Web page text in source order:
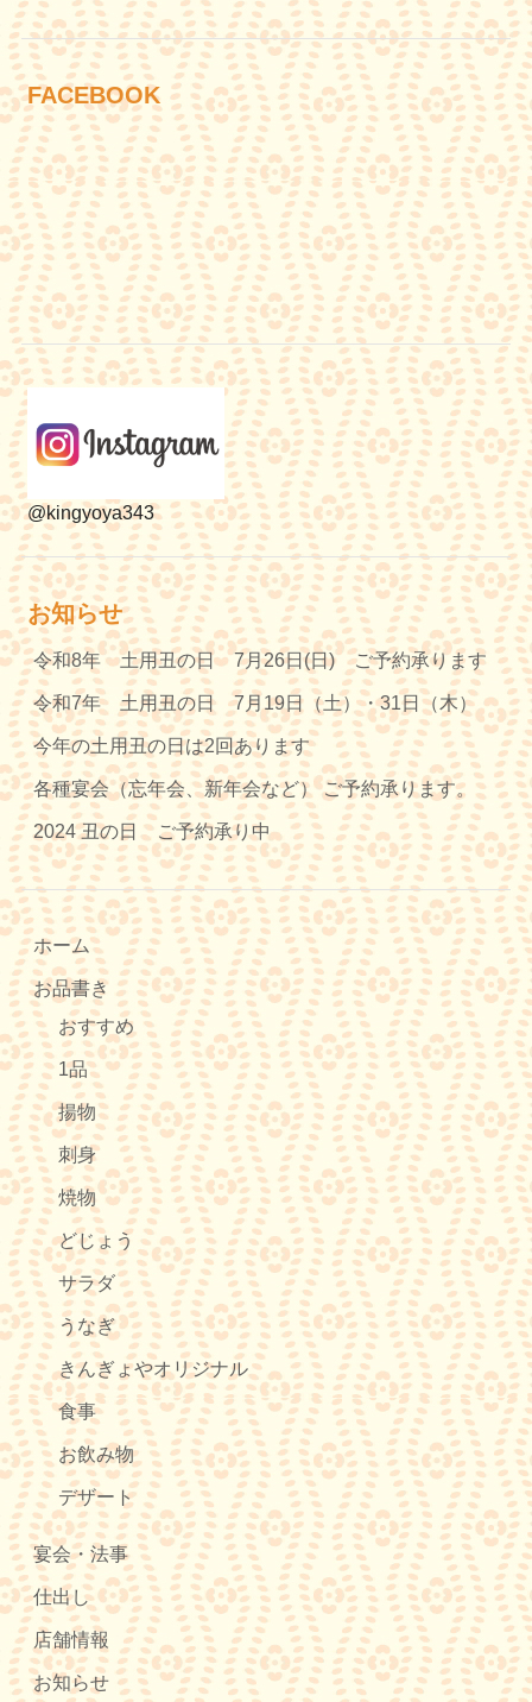
FACEBOOK
@kingyoya343
お知らせ
令和8年 土用丑の日 7月26日(日) ご予約承ります
令和7年 土用丑の日 7月19日（土）・31日（木）
今年の土用丑の日は2回あります
各種宴会（忘年会、新年会など） ご予約承ります。
2024 丑の日 ご予約承り中
ホーム
お品書き
おすすめ
1品
揚物
刺身
焼物
どじょう
サラダ
うなぎ
きんぎょやオリジナル
食事
お飲み物
デザート
宴会・法事
仕出し
店舗情報
お知らせ